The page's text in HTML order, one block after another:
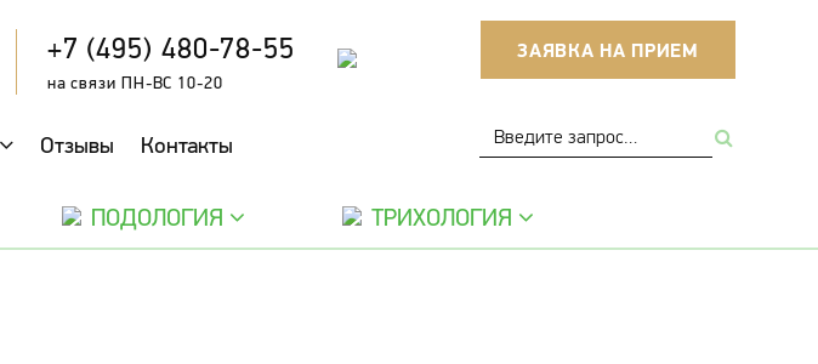
+7 (495) 480-78-55
на связи ПН-ВС 10-20
Отзывы Контакты
ЗАЯВКА НА ПРИЕМ
ПОДОЛОГИЯ ТРИХОЛОГИЯ